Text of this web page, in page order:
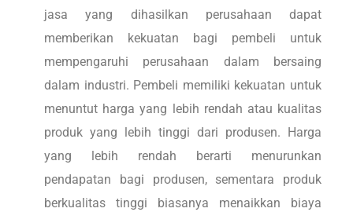
jasa yang dihasilkan perusahaan dapat
memberikan kekuatan bagi pembeli untuk
mempengaruhi perusahaan dalam bersaing
dalam industri. Pembeli memiliki kekuatan untuk
menuntut harga yang lebih rendah atau kualitas
produk yang lebih tinggi dari produsen. Harga
yang lebih rendah berarti menurunkan
pendapatan bagi produsen, sementara produk
berkualitas tinggi biasanya menaikkan biaya